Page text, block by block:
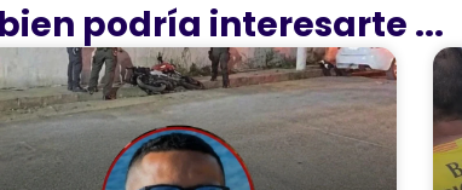
podría interesarte ...